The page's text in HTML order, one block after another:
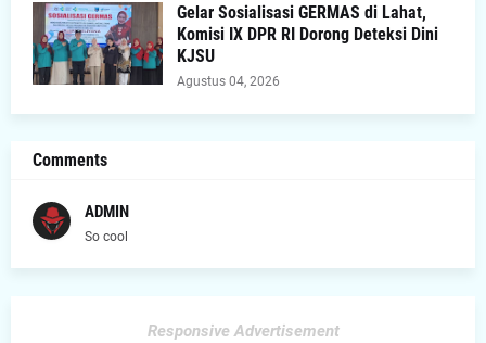
Gelar Sosialisasi GERMAS di Lahat,
Komisi IX DPR RI Dorong Deteksi Dini
KJSU
Agustus 04, 2026
Comments
ADMIN
So cool
Responsive Advertisement